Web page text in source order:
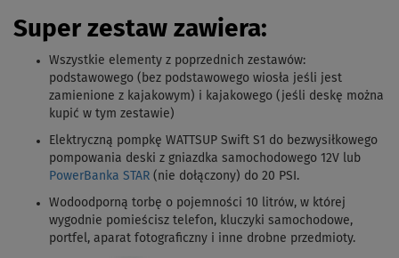
Super zestaw zawiera:
Wszystkie elementy z poprzednich zestawów:
podstawowego (bez podstawowego wiosła jeśli jest
zamienione z kajakowym) i kajakowego (jeśli deskę można
kupić w tym zestawie)
Elektryczną pompkę WATTSUP Swift S1 do bezwysiłkowego
pompowania deski z gniazdka samochodowego 12V lub
PowerBanka STAR (nie dołączony) do 20 PSI.
Wodoodporną torbę o pojemności 10 litrów, w której
wygodnie pomieścisz telefon, kluczyki samochodowe,
portfel, aparat fotograficzny i inne drobne przedmioty.